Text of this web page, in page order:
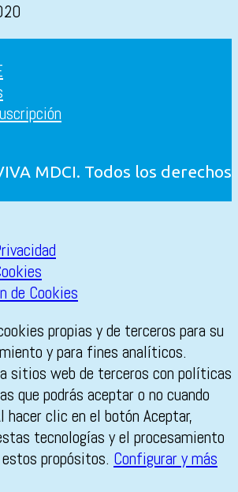
MDCI. Todos los derechos
de Cookies
propias y de terceros para su
y para fines analíticos.
sitios web de terceros con políticas
que podrás aceptar o no cuando
hacer clic en el botón Aceptar,
tecnologías y el procesamiento
propósitos. Configurar y más